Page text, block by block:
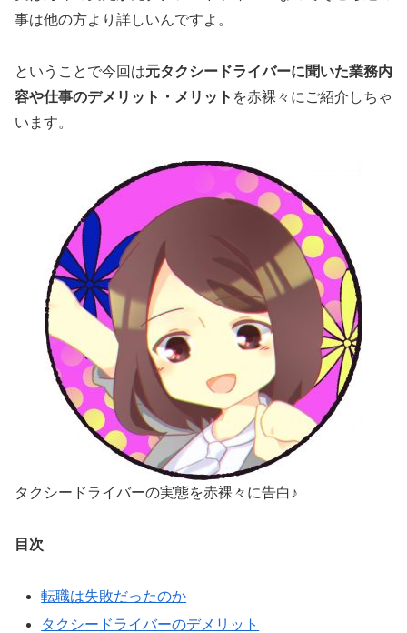
事は他の方より詳しいんですよ。
ということで今回は元タクシードライバーに聞いた業務内
容や仕事のデメリット・メリット を赤裸々にご紹介しちゃ
います。
タクシードライバーの実態を赤裸々に告白♪
目次
転職は失敗だったのか
タクシードライバーのデメリット